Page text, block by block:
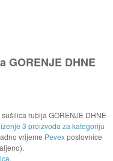
GORENJE DHNE
rublja GORENJE DHNE
3 proizvoda za kategoriju
vrijeme Pevexposlovnice